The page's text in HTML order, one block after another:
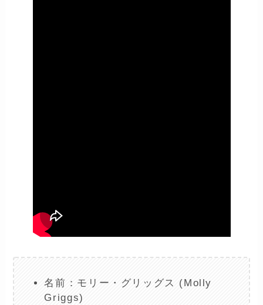
名前：モリー・グリッグス (Molly
Griggs)